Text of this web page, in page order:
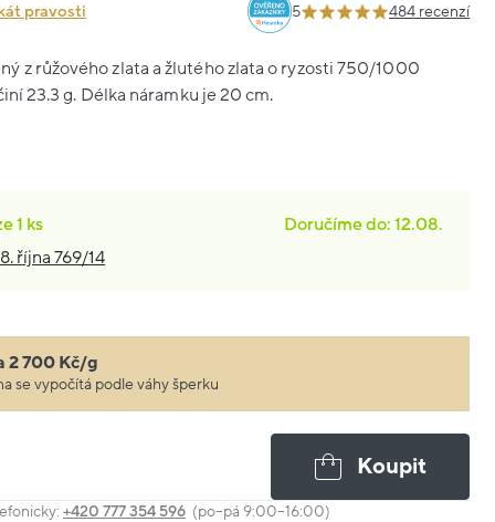
pravosti 5 484 recenzí
z růžového zlata a žlutého zlata o ryzosti 750/1000
23.3 g. Délka náramku je 20 cm.
1 ks
Doručíme do: 12.08.
října 769/14
2 700 Kč/g
se vypočítá podle váhy šperku
Koupit
+420 777 354 596 (po–pá 9:00–16:00)